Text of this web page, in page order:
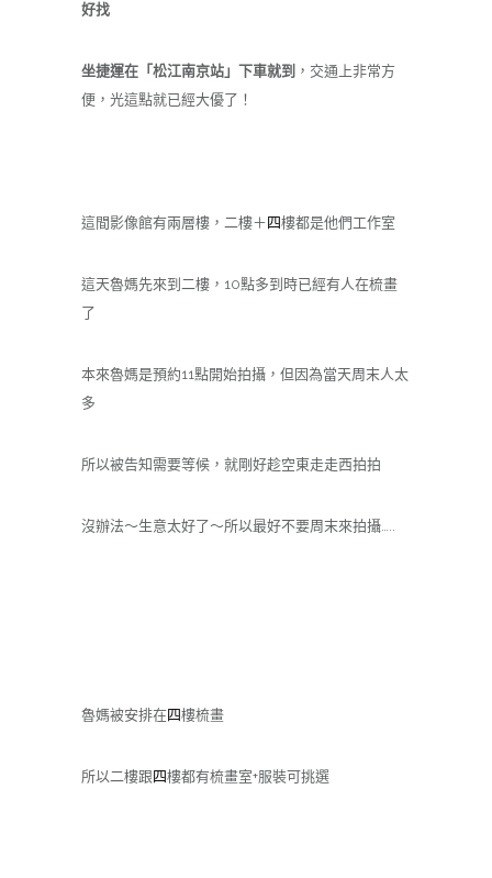
好找
坐捷運在「松江南京站」下車就到 ，交通上非常方
便，光這點就已經大優了！
這間影像館有兩層樓，二樓＋ 四樓都是他們工作室
這天魯媽先來到二樓，10點多到時已經有人在梳畫
了
本來魯媽是預約11點開始拍攝，但因為當天周末人太
多
所以被告知需要等候，就剛好趁空東走走西拍拍
沒辦法～生意太好了～所以最好不要周末來拍攝…..
魯媽被安排在四樓梳畫
所以二樓跟 四樓都有梳畫室+服裝可挑選